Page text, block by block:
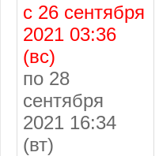
с 26 сентября
2021 03:36
(вс)
по 28
сентября
2021 16:34
(вт)